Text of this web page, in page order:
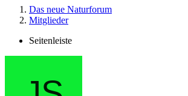
Das neue Naturforum
Mitglieder
Seitenleiste